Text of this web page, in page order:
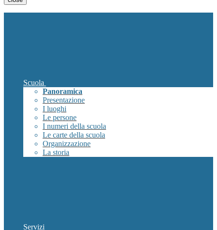
Scuola
Panoramica
Presentazione
I luoghi
Le persone
I numeri della scuola
Le carte della scuola
Organizzazione
La storia
Servizi